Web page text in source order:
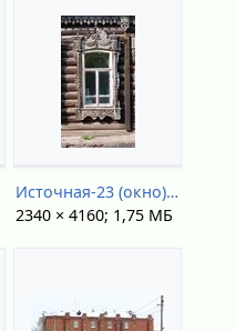
Источная-23 (окно).jpg
2340 × 4160; 1,75 МБ